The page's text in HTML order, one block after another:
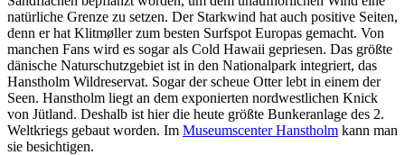
natürliche Grenze zu setzen. Der Starkwind hat auch positive Seiten,
denn er hat Klitmøller zum besten Surfspot Europas gemacht. Von
manchen Fans wird es sogar als Cold Hawaii gepriesen. Das größte
dänische Naturschutzgebiet ist in den Nationalpark integriert, das
Hanstholm Wildreservat. Sogar der scheue Otter lebt in einem der
Seen. Hanstholm liegt an dem exponierten nordwestlichen Knick
von Jütland. Deshalb ist hier die heute größte Bunkeranlage des 2.
Weltkriegs gebaut worden. Im Museumscenter Hanstholm kann man
sie besichtigen.